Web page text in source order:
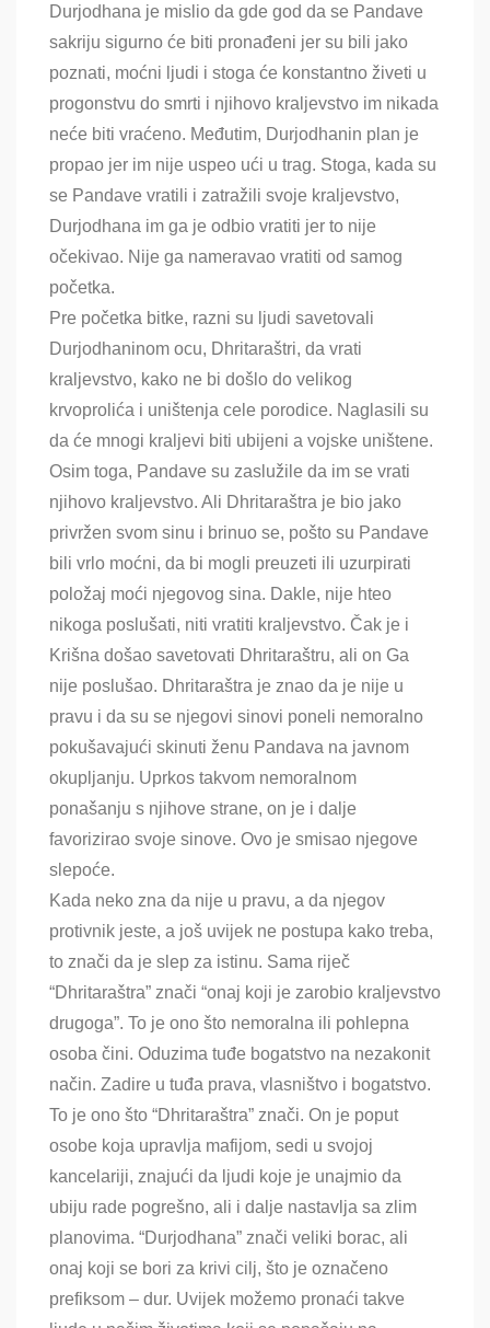
Durjodhana je mislio da gde god da se Pandave
sakriju sigurno će biti pronađeni jer su bili jako
poznati, moćni ljudi i stoga će konstantno živeti u
progonstvu do smrti i njihovo kraljevstvo im nikada
neće biti vraćeno. Međutim, Durjodhanin plan je
propao jer im nije uspeo ući u trag. Stoga, kada su
se Pandave vratili i zatražili svoje kraljevstvo,
Durjodhana im ga je odbio vratiti jer to nije
očekivao. Nije ga nameravao vratiti od samog
početka.
Pre početka bitke, razni su ljudi savetovali
Durjodhaninom ocu, Dhritaraštri, da vrati
kraljevstvo, kako ne bi došlo do velikog
krvoprolića i uništenja cele porodice. Naglasili su
da će mnogi kraljevi biti ubijeni a vojske uništene.
Osim toga, Pandave su zaslužile da im se vrati
njihovo kraljevstvo. Ali Dhritaraštra je bio jako
privržen svom sinu i brinuo se, pošto su Pandave
bili vrlo moćni, da bi mogli preuzeti ili uzurpirati
položaj moći njegovog sina. Dakle, nije hteo
nikoga poslušati, niti vratiti kraljevstvo. Čak je i
Krišna došao savetovati Dhritaraštru, ali on Ga
nije poslušao. Dhritaraštra je znao da je nije u
pravu i da su se njegovi sinovi poneli nemoralno
pokušavajući skinuti ženu Pandava na javnom
okupljanju. Uprkos takvom nemoralnom
ponašanju s njihove strane, on je i dalje
favorizirao svoje sinove. Ovo je smisao njegove
slepoće.
Kada neko zna da nije u pravu, a da njegov
protivnik jeste, a još uvijek ne postupa kako treba,
to znači da je slep za istinu. Sama riječ
“Dhritaraštra” znači “onaj koji je zarobio kraljevstvo
drugoga”. To je ono što nemoralna ili pohlepna
osoba čini. Oduzima tuđe bogatstvo na nezakonit
način. Zadire u tuđa prava, vlasništvo i bogatstvo.
To je ono što “Dhritaraštra” znači. On je poput
osobe koja upravlja mafijom, sedi u svojoj
kancelariji, znajući da ljudi koje je unajmio da
ubiju rade pogrešno, ali i dalje nastavlja sa zlim
planovima. “Durjodhana” znači veliki borac, ali
onaj koji se bori za krivi cilj, što je označeno
prefiksom – dur. Uvijek možemo pronaći takve